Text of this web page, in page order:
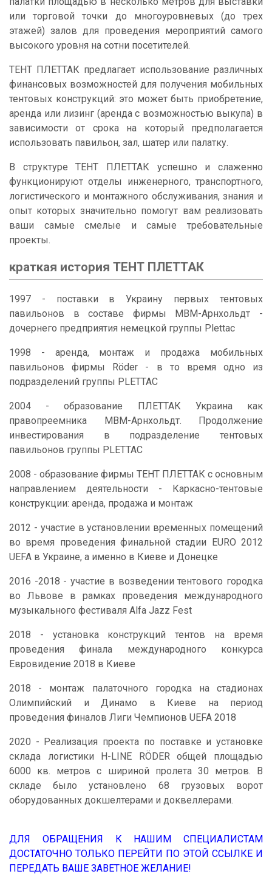
или торговой точки до многоуровневых (до трех
этажей) залов для проведения мероприятий самого
высокого уровня на сотни посетителей.
ТЕНТ ПЛЕТТАК предлагает использование различных
финансовых возможностей для получения мобильных
тентовых конструкций: это может быть приобретение,
аренда или лизинг (аренда с возможностью выкупа) в
зависимости от срока на который предполагается
использовать павильон, зал, шатер или палатку.
В структуре ТЕНТ ПЛЕТТАК успешно и слаженно
функционируют отделы инженерного, транспортного,
логистического и монтажного обслуживания, знания и
опыт которых значительно помогут вам реализовать
ваши самые смелые и самые требовательные
проекты.
краткая история ТЕНТ ПЛЕТТАК
1997 - поставки в Украину первых тентовых
павильонов в составе фирмы МВМ-Арнхольдт -
дочернего предприятия немецкой группы Plettac
1998 - аренда, монтаж и продажа мобильных
павильонов фирмы Röder - в то время одно из
подразделений группы PLETTAC
2004 - образование ПЛЕТТАК Украина как
правопреемника МВМ-Арнхольдт. Продолжение
инвестирования в подразделение тентовых
павильонов группы PLETTAC
2008 - образование фирмы ТЕНТ ПЛЕТТАК с основным
направлением деятельности - Каркасно-тентовые
конструкции: аренда, продажа и монтаж
2012 - участие в установлении временных помещений
во время проведения финальной стадии EURO 2012
UEFA в Украине, а именно в Киеве и Донецке
2016 -2018 - участие в возведении тентового городка
во Львове в рамках проведения международного
музыкального фестиваля Alfa Jazz Fest
2018 - установка конструкций тентов на время
проведения финала международного конкурса
Евровидение 2018 в Киеве
2018 - монтаж палаточного городка на стадионах
Олимпийский и Динамо в Киеве на период
проведения финалов Лиги Чемпионов UEFA 2018
2020 - Реализация проекта по поставке и установке
склада логистики H-LINE RÖDER общей площадью
6000 кв. метров с шириной пролета 30 метров. В
складе было установлено 68 грузовых ворот
оборудованных докшелтерами и доквеллерами.
ДЛЯ ОБРАЩЕНИЯ К НАШИМ СПЕЦИАЛИСТАМ
ДОСТАТОЧНО ТОЛЬКО ПЕРЕЙТИ ПО ЭТОЙ ССЫЛКЕ И
ПЕРЕДАТЬ ВАШЕ ЗАВЕТНОЕ ЖЕЛАНИЕ!